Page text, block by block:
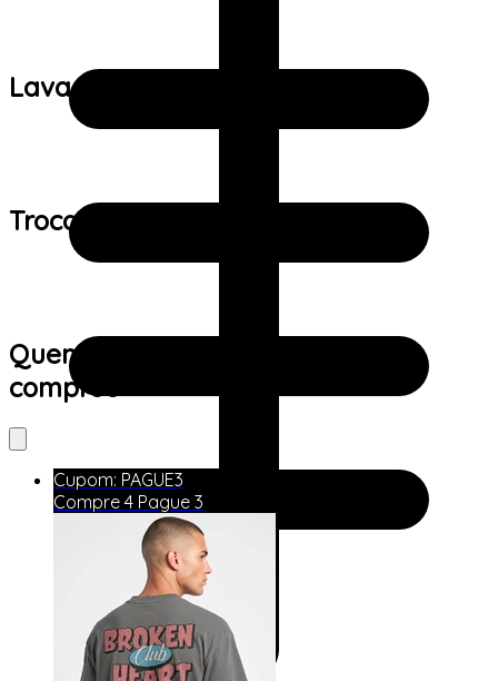
Lavagem:
Trocas e devoluções:
Quem viu este produto também
comprou